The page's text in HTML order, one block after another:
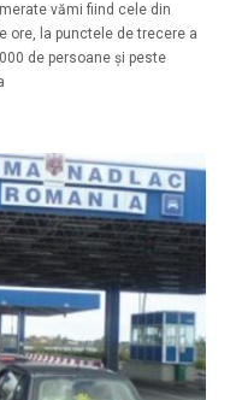
vămi fiind cele din
ore, la punctele de trecere a
de persoane şi peste